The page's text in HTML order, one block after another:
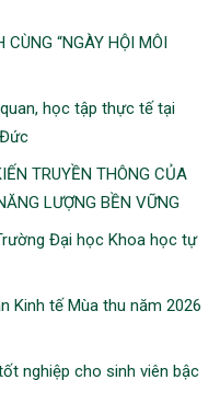
“NGÀY HỘI MÔI
học tập thực tế tại
TRUYỀN THÔNG CỦA
LƯỢNG BỀN VỮNG
Đại học Khoa học tự
Kinh tế Mùa thu năm 2026
nghiệp cho sinh viên bậc